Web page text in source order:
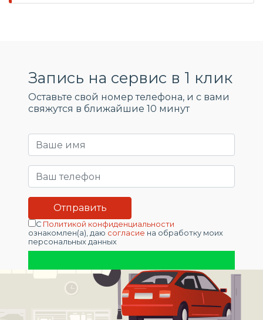
Запись на сервис в 1 клик
Оставьте свой номер телефона, и c вами
свяжутся в ближайшие 10 минут
С Политикой конфиденциальности
ознакомлен(а), даю согласие на обработку моих
персональных данных